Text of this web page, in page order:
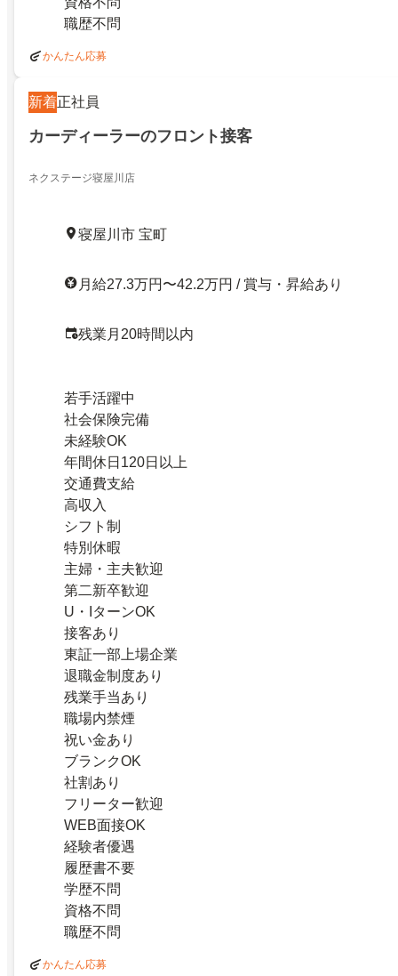
職歴不問
かんたん応募
新着正社員
カーディーラーのフロント接客
ネクステージ寝屋川店
寝屋川市 宝町
月給27.3万円〜42.2万円 / 賞与・昇給あり
残業月20時間以内
若手活躍中
社会保険完備
未経験OK
年間休日120日以上
交通費支給
高収入
シフト制
特別休暇
主婦・主夫歓迎
第二新卒歓迎
U・IターンOK
接客あり
東証一部上場企業
退職金制度あり
残業手当あり
職場内禁煙
祝い金あり
ブランクOK
社割あり
フリーター歓迎
WEB面接OK
経験者優遇
履歴書不要
学歴不問
資格不問
職歴不問
かんたん応募